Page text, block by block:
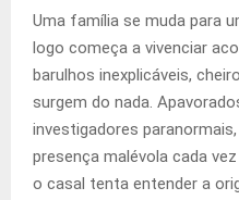
Uma família se muda para
logo começa a vivenciar
barulhos inexplicáveis,
surgem do nada.
investigadores
presença malévola cada
o casal tenta entender a